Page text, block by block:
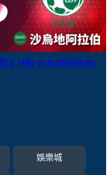
H組 沙烏地阿拉伯
娛樂城